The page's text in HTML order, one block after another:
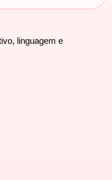
linguagem e